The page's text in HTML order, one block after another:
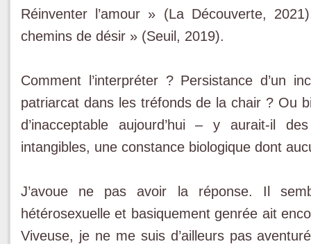
Réinventer l’amour » (La Découverte,
chemins de désir » (Seuil, 2019).
Comment l’interpréter ? Persistance d’un
patriarcat dans les tréfonds de la chair ? Ou
d’inacceptable aujourd’hui – y aurait-il
intangibles, une constance biologique dont
J’avoue ne pas avoir la réponse. Il
hétérosexuelle et basiquement genrée ait
Viveuse, je ne me suis d’ailleurs pas